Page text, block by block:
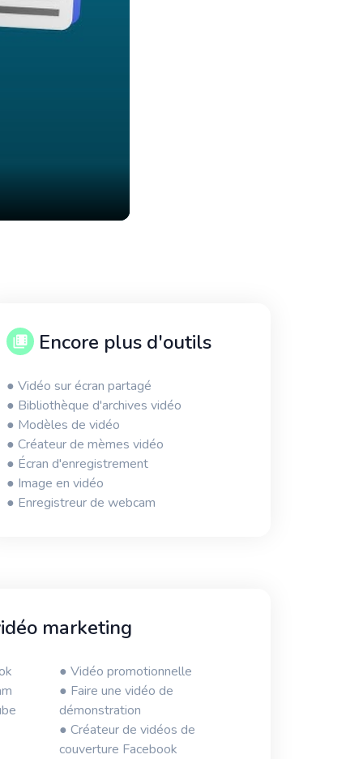
Encore plus d'outils
● Vidéo sur écran partagé
● Bibliothèque d'archives vidéo
● Modèles de vidéo
● Créateur de mèmes vidéo
● Écran d'enregistrement
● Image en vidéo
● Enregistreur de webcam
marketing
● Vidéo promotionnelle
● Faire une vidéo de
démonstration
● Créateur de vidéos de
couverture Facebook